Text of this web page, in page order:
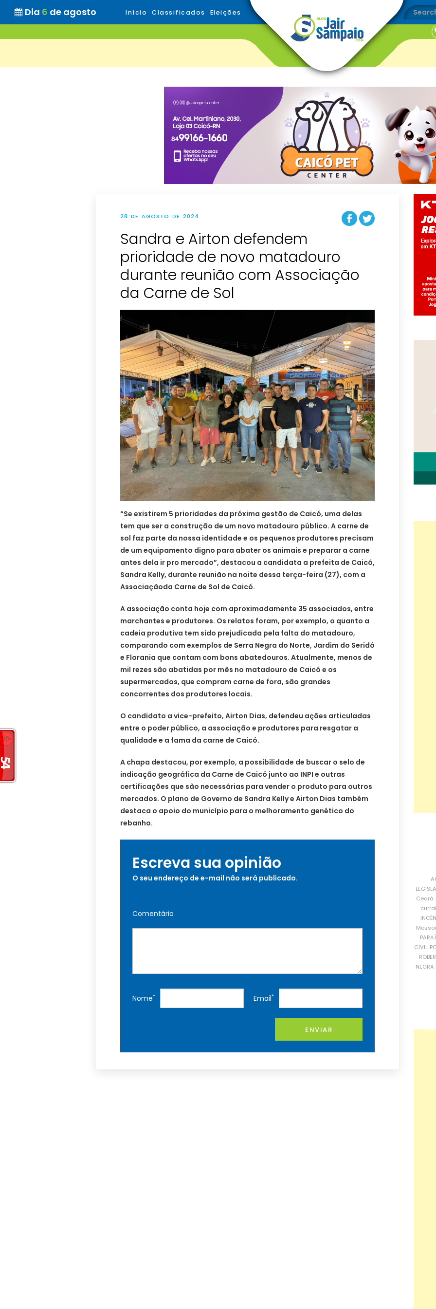
Dia 6 de agosto Início Classificados Eleições
28 DE AGOSTO DE 2024
Sandra e Airton defendem
prioridade de novo matadouro
durante reunião com Associação
da Carne de Sol
“Se existirem 5 prioridades da próxima gestão de Caicó, uma delas
tem que ser a construção de um novo matadouro público. A carne de
sol faz parte da nossa identidade e os pequenos produtores precisam
de um equipamento digno para abater os animais e preparar a carne
antes dela ir pro mercado”, destacou a candidata a prefeita de Caicó,
Sandra Kelly, durante reunião na noite dessa terça-feira (27), com a
Associaçãoda Carne de Sol de Caicó.
A associação conta hoje com aproximadamente 35 associados, entre
marchantes e produtores. Os relatos foram, por exemplo, o quanto a
cadeia produtiva tem sido prejudicada pela falta do matadouro,
comparando com exemplos de Serra Negra do Norte, Jardim do Seridó
e Florania que contam com bons abatedouros. Atualmente, menos de
mil rezes são abatidas por mês no matadouro de Caicó e os
supermercados, que compram carne de fora, são grandes
concorrentes dos produtores locais.
O candidato a vice-prefeito, Airton Dias, defendeu ações articuladas
entre o poder público, a associação e produtores para resgatar a
qualidade e a fama da carne de Caicó.
A chapa destacou, por exemplo, a possibilidade de buscar o selo de
indicação geográfica da Carne de Caicó junto ao INPI e outras
certificações que são necessárias para vender o produto para outros
mercados. O plano de Governo de Sandra Kelly e Airton Dias também
destaca o apoio do município para o melhoramento genético do
rebanho.
Escreva sua opinião
O seu endereço de e-mail não será publicado.
Comentário
Nome* Email*
ENVIAR
Ceará
CIVIL
NEGRA